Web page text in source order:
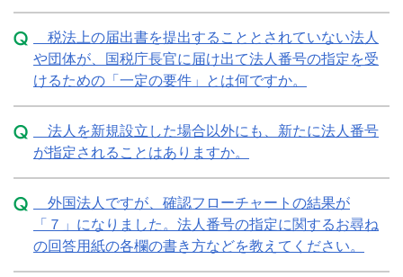
税法上の届出書を提出することとされていない法人
や団体が、国税庁長官に届け出て法人番号の指定を受
けるための「一定の要件」とは何ですか。
法人を新規設立した場合以外にも、新たに法人番号
が指定されることはありますか。
外国法人ですが、確認フローチャートの結果が
「７」になりました。法人番号の指定に関するお尋ね
の回答用紙の各欄の書き方などを教えてください。